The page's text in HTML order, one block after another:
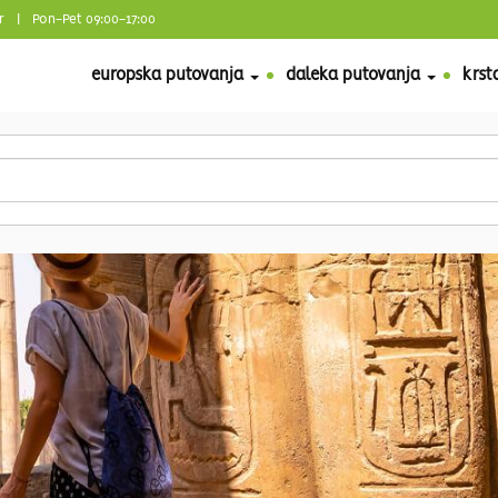
| Pon-Pet 09:00-17:00
europska putovanja daleka putovanja